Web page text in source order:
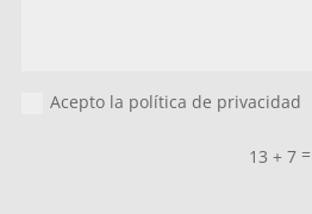
Acepto la política de privacidad
13 + 7 =